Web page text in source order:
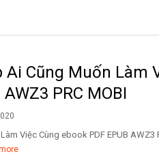
Ai Cũng Muốn Làm
PRC MOBI
Việc Cùng ebook PDF EPUB AWZ3